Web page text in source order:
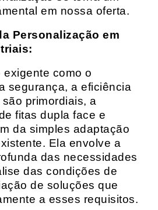
em nossa oferta.
Personalização em
exigente como o
segurança, a eficiência
primordiais, a
fitas dupla face e
da simples adaptação
Ela envolve a
das necessidades
das condições de
de soluções que
a esses requisitos.